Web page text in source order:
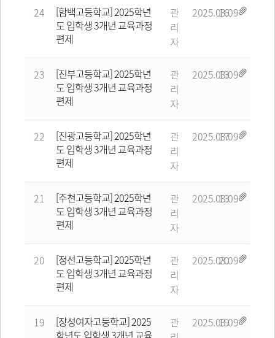
24
[함백고등학교] 2025학년
도 입학생 3개년 교육과정
편제
관
리
자
2025.03.09
16
23
[진부고등학교] 2025학년
도 입학생 3개년 교육과정
편제
관
리
자
2025.03.09
13
22
[진광고등학교] 2025학년
도 입학생 3개년 교육과정
편제
관
리
자
2025.03.09
17
21
[주천고등학교] 2025학년
도 입학생 3개년 교육과정
편제
관
리
자
2025.03.09
13
20
[정선고등학교] 2025학년
도 입학생 3개년 교육과정
편제
관
리
자
2025.03.09
20
19
[장성여자고등학교] 2025
관
2025.03.09
19